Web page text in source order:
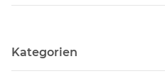
Kategorien